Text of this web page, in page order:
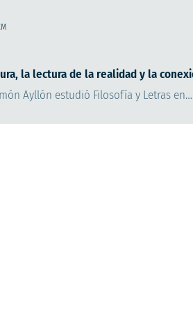
la lectura de la realidad y la
Ayllón estudió Filosofía y Letras en…